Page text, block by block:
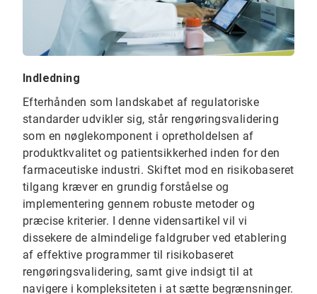
Indledning
Efterhånden som landskabet af regulatoriske
standarder udvikler sig, står rengøringsvalidering
som en nøglekomponent i opretholdelsen af ​​
produktkvalitet og patientsikkerhed inden for den
farmaceutiske industri. Skiftet mod en risikobaseret
tilgang kræver en grundig forståelse og
implementering gennem robuste metoder og
præcise kriterier. I denne vidensartikel vil vi
dissekere de almindelige faldgruber ved etablering
af effektive programmer til risikobaseret
rengøringsvalidering, samt give indsigt til at
navigere i kompleksiteten i at sætte begrænsninger.